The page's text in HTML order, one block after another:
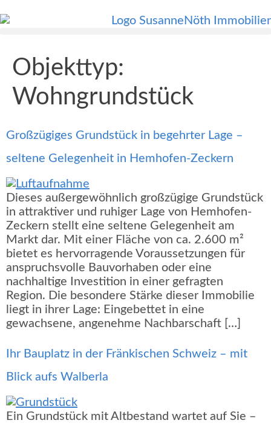
Objekttyp:
Wohngrundstück
Großzügiges Grundstück in begehrter Lage –
seltene Gelegenheit in Hemhofen-Zeckern
Dieses außergewöhnlich großzügige Grundstück
in attraktiver und ruhiger Lage von Hemhofen-
Zeckern stellt eine seltene Gelegenheit am
Markt dar. Mit einer Fläche von ca. 2.600 m²
bietet es hervorragende Voraussetzungen für
anspruchsvolle Bauvorhaben oder eine
nachhaltige Investition in einer gefragten
Region. Die besondere Stärke dieser Immobilie
liegt in ihrer Lage: Eingebettet in eine
gewachsene, angenehme Nachbarschaft […]
Ihr Bauplatz in der Fränkischen Schweiz – mit
Blick aufs Walberla
Ein Grundstück mit Altbestand wartet auf Sie –